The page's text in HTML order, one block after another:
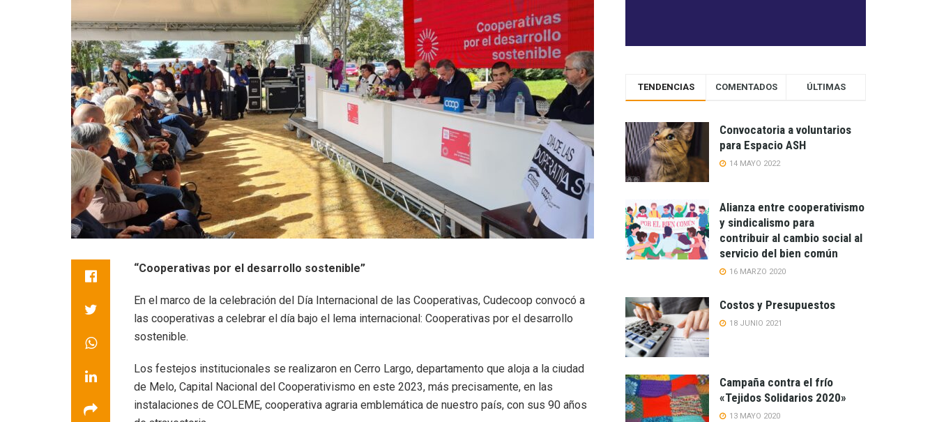
“Cooperativas por el desarrollo sostenible”
En el marco de la celebración del Día Internacional de las Cooperativas, Cudecoop convocó a
las cooperativas a celebrar el día bajo el lema internacional: Cooperativas por el desarrollo
sostenible.
Los festejos institucionales se realizaron en Cerro Largo, departamento que aloja a la ciudad
de Melo, Capital Nacional del Cooperativismo en este 2023, más precisamente, en las
instalaciones de COLEME, cooperativa agraria emblemática de nuestro país, con sus 90 años
TENDENCIAS COMENTADOS ÚLTIMAS
Convocatoria a voluntarios
para Espacio ASH
14 MAYO 2022
Alianza entre cooperativismo
y sindicalismo para
contribuir al cambio social al
servicio del bien común
16 MARZO 2020
Costos y Presupuestos
18 JUNIO 2021
Campaña contra el frío
«Tejidos Solidarios 2020»
13 MAYO 2020